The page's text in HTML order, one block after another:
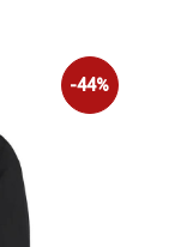
-44%